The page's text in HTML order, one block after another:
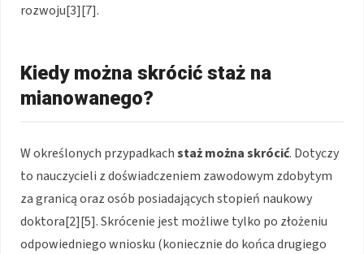
rozwoju[3][7].
Kiedy można skrócić staż na
mianowanego?
W określonych przypadkachstaż można skrócić. Dotyczy
to nauczycieli z doświadczeniem zawodowym zdobytym
za granicą oraz osób posiadających stopień naukowy
doktora[2][5]. Skrócenie jest możliwe tylko po złożeniu
odpowiedniego wniosku (koniecznie do końca drugiego